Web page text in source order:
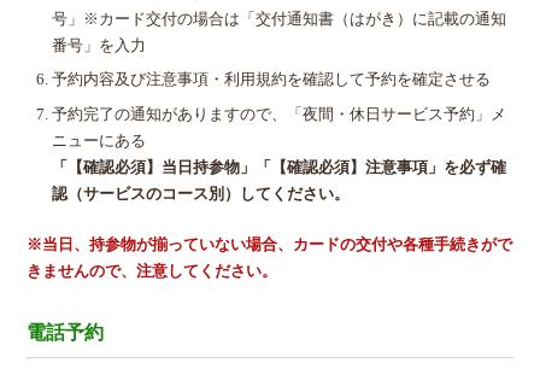
号」※カード交付の場合は「交付通知書（はがき）に記載の通知
番号」を入力
予約内容及び注意事項・利用規約を確認して予約を確定させる
予約完了の通知がありますので、「夜間・休日サービス予約」メ
ニューにある
「【確認必須】当日持参物」「【確認必須】注意事項」を必ず確
認（サービスのコース別）してください。
※当日、持参物が揃っていない場合、カードの交付や各種手続きがで
きませんので、注意してください。
電話予約